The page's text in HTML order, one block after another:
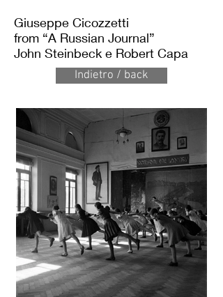
Giuseppe Cicozzetti
from “A Russian Journal”
John Steinbeck e Robert Capa
Indietro / back